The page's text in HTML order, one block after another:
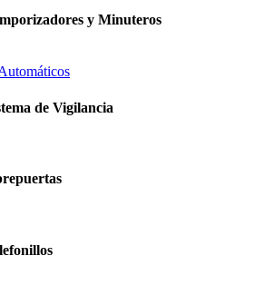
y Minuteros
de Vigilancia